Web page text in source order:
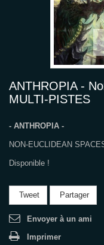
ANTHROPIA -
MULTI-PISTES
- ANTHROPIA -
NON-EUCLIDEAN
Disponible !
Tweet Partager
Envoyer à un ami
Imprimer